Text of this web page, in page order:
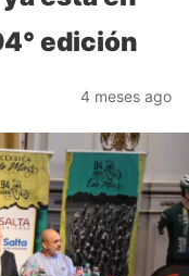
edición
4 meses ago